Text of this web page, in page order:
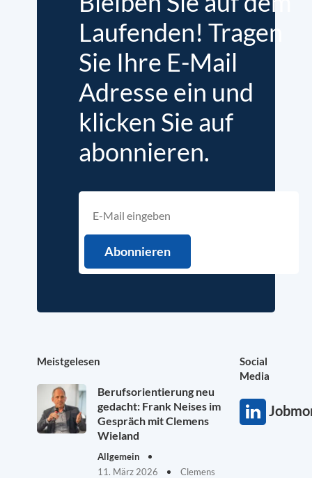
Laufenden! Tragen
Sie Ihre E-Mail
Adresse ein und
klicken Sie auf
abonnieren.
Meistgelesen
Berufsorientierung neu
gedacht: Frank Neises im
Gespräch mit Clemens
Wieland
Allgemein
11. März 2026
Clemens
Social
Media